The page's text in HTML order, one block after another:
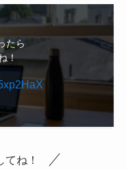
たら
！
ね！